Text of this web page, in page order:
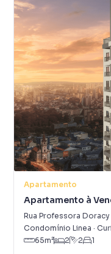
Apartamento
Apartamento à
Rua Professora
Condomínio Linea ·
65m² 2 2 1